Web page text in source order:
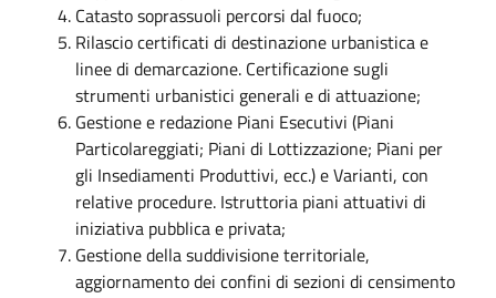
Catasto soprassuoli percorsi dal fuoco;
Rilascio certificati di destinazione urbanistica e
linee di demarcazione. Certificazione sugli
strumenti urbanistici generali e di attuazione;
Gestione e redazione Piani Esecutivi (Piani
Particolareggiati; Piani di Lottizzazione; Piani per
gli Insediamenti Produttivi, ecc.) e Varianti, con
relative procedure. Istruttoria piani attuativi di
iniziativa pubblica e privata;
Gestione della suddivisione territoriale,
aggiornamento dei confini di sezioni di censimento